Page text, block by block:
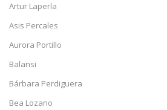
Artur Laperla
Asis Percales
Aurora Portillo
Balansi
Bárbara Perdiguera
Bea Lozano